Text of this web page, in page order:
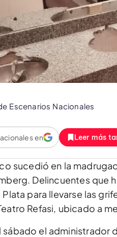
Escenarios Nacionales
en Leer más
sucedió en la
Delincuentes que
Plata para llevarse las
Refasi, ubicado a
sábado el administrador